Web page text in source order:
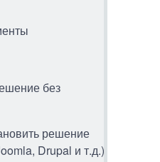
без
решение
Drupal и т.д.)